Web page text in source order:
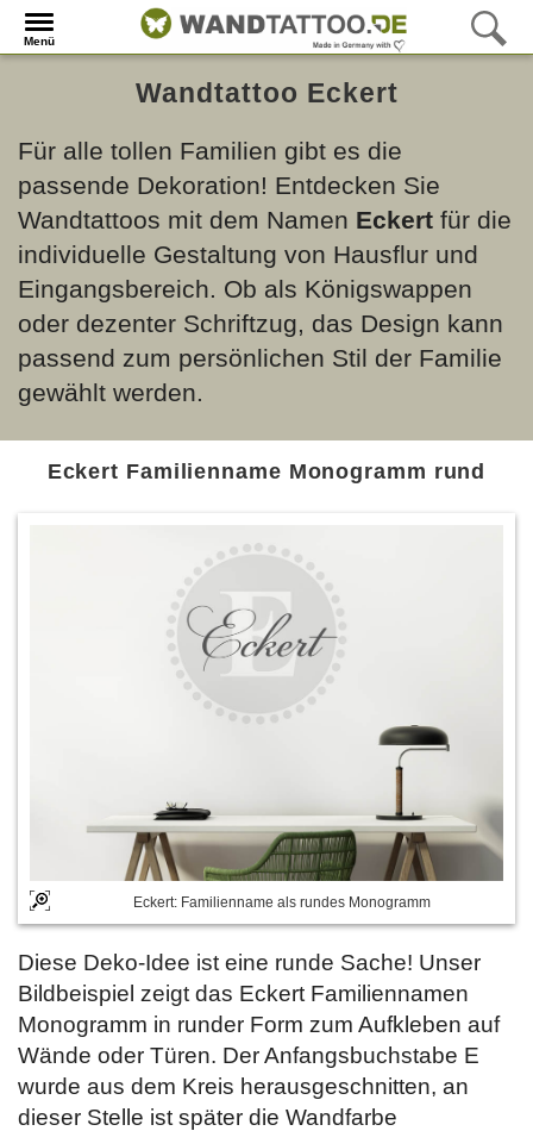
Menü
Wandtattoo Eckert
Für alle tollen Familien gibt es die
passende Dekoration! Entdecken Sie
Wandtattoos mit dem Namen Eckert für die
individuelle Gestaltung von Hausflur und
Eingangsbereich. Ob als Königswappen
oder dezenter Schriftzug, das Design kann
passend zum persönlichen Stil der Familie
gewählt werden.
Eckert Familienname Monogramm rund
Eckert: Familienname als rundes Monogramm
Diese Deko-Idee ist eine runde Sache! Unser
Bildbeispiel zeigt das Eckert Familiennamen
Monogramm in runder Form zum Aufkleben auf
Wände oder Türen. Der Anfangsbuchstabe E
wurde aus dem Kreis herausgeschnitten, an
dieser Stelle ist später die Wandfarbe